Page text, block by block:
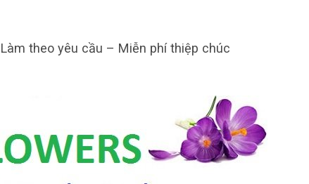
theo yêu cầu – Miễn phí thiệp chúc